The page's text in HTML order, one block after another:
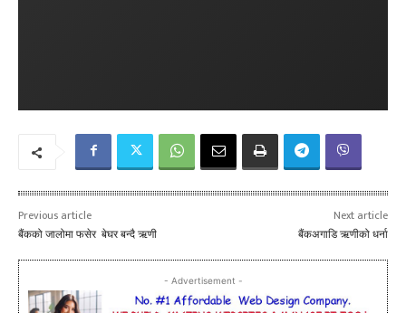
Previous article
बैंकको जालोमा फसेर बेघर बन्दै ऋणी
Next article
बैंकअगाडि ऋणीको धर्ना
- Advertisement -